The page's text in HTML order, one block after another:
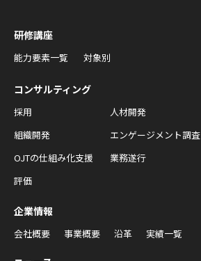
研修講座
能力要素一覧 対象別
コンサルティング
採用
人材開発
組織開発
エンゲージメント調査
OJTの仕組み化支援
業務遂行
評価
企業情報
会社概要 事業概要 沿革 実績一覧